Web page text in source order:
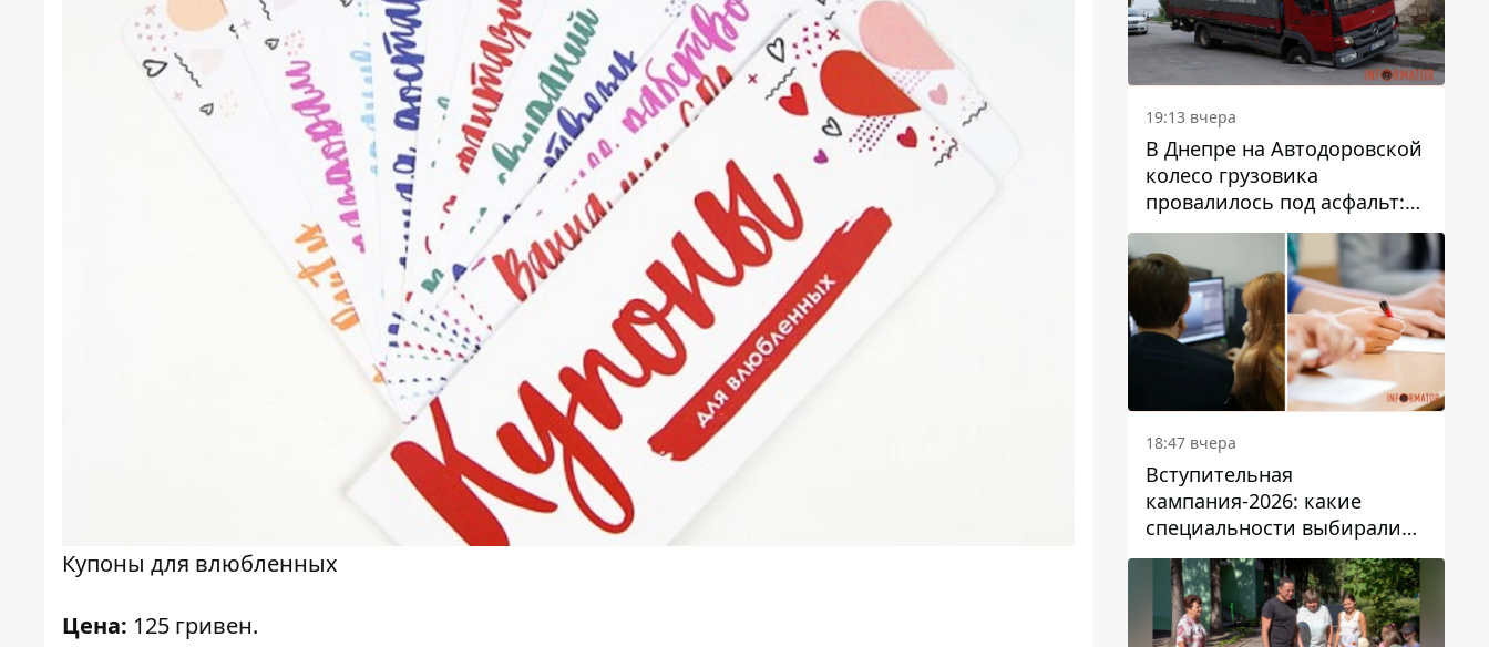
Купоны для влюбленных
Цена: 125 гривен.
19:13 вчера
В Днепре на Автодоровской
колесо грузовика
провалилось под асфальт:
движение заблокировано
18:47 вчера
Вступительная
кампания-2026: какие
специальности выбирали
абитуриенты в Украине